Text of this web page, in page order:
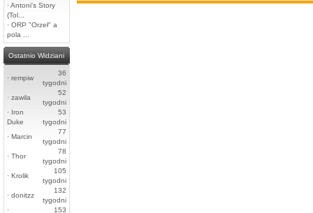
·Antoni's Story
(Tol...
· ORP "Orzeł" a
pola ...
Ostatnio Widziani
· rempiw
36
tygodni
· zawila
52
tygodni
· Iron
Duke
53
tygodni
· Marcin
77
tygodni
· Thor
78
tygodni
· Krolik
105
tygodni
· donitzz
132
tygodni
·
153